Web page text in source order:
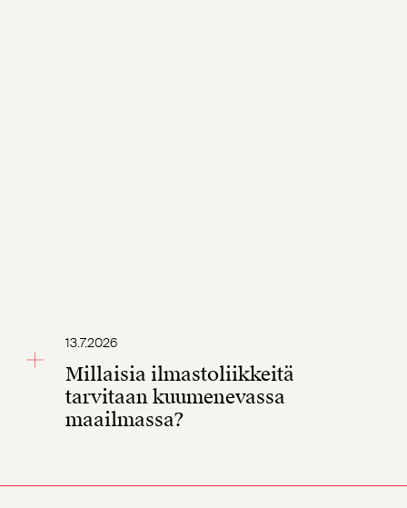
13.7.2026
Millaisia ilmastoliikkeitä
tarvitaan kuumenevassa
maailmassa?